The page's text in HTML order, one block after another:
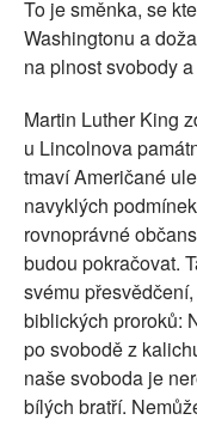
To je směnka, se
Washingtonu a
na plnost svobody
Martin Luther King
u Lincolnova
tmaví Američané
navyklých
rovnoprávné
budou pokračovat.
svému
biblických proroků:
po svobodě z
naše svoboda je
bílých bratří.